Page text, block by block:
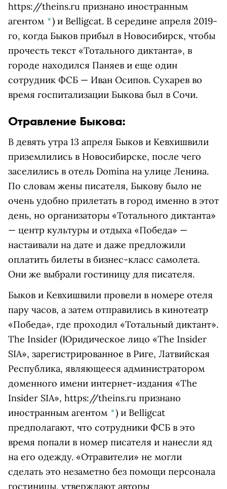
https://theins.ru признано иностранным
агентом *) и Belligcat. В середине апреля 2019-
го, когда Быков прибыл в Новосибирск, чтобы
прочесть текст «Тотального диктанта», в
городе находился Паняев и еще один
сотрудник ФСБ — Иван Осипов. Сухарев во
время госпитализации Быкова был в Сочи.
Отравление Быкова:
В девять утра 13 апреля Быков и Кевхишвили
приземлились в Новосибирске, после чего
заселились в отель Domina на улице Ленина.
По словам жены писателя, Быкову было не
очень удобно прилетать в город именно в этот
день, но организаторы «Тотального диктанта»
— центр культуры и отдыха «Победа» —
настаивали на дате и даже предложили
оплатить билеты в бизнес-класс самолета.
Они же выбрали гостиницу для писателя.
Быков и Кевхишвили провели в номере отеля
пару часов, а затем отправились в кинотеатр
«Победа», где проходил «Тотальный диктант».
The Insider (Юридическое лицо «The Insider
SIA», зарегистрированное в Риге, Латвийская
Республика, являющееся администратором
доменного имени интернет-издания «The
Insider SIA», https://theins.ru признано
иностранным агентом *) и Belligcat
предполагают, что сотрудники ФСБ в это
время попали в номер писателя и нанесли яд
на его одежду. «Отравители» не могли
сделать это незаметно без помощи персонала
гостиницы, утверждают авторы